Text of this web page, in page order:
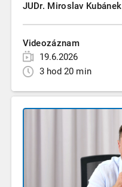
JUDr. Miroslav Kubánek
Videozáznam
19.6.2026
3 hod 20 min